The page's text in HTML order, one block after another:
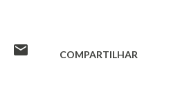
COMPARTILHAR